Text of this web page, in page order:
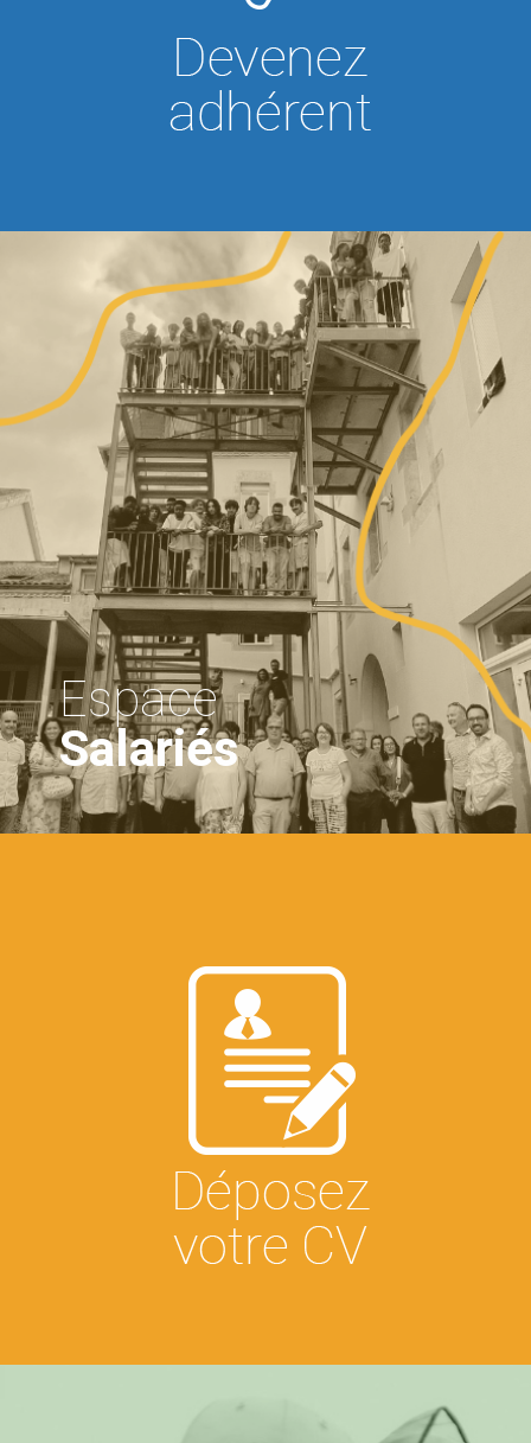
Espace
Salariés